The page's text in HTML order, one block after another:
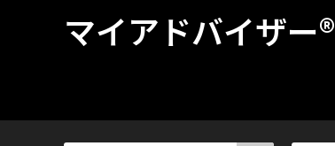
マイアドバイザー®